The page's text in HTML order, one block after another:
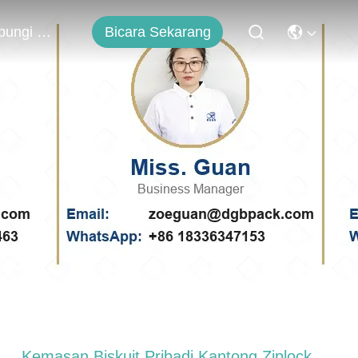
Hubungi Kami Bicara Sekarang